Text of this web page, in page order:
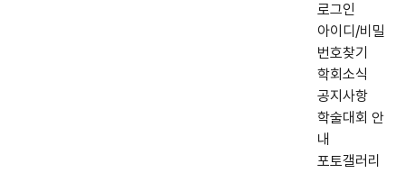
로그인
아이디/비밀
번호찾기
학회소식
공지사항
학술대회 안
내
포토갤러리